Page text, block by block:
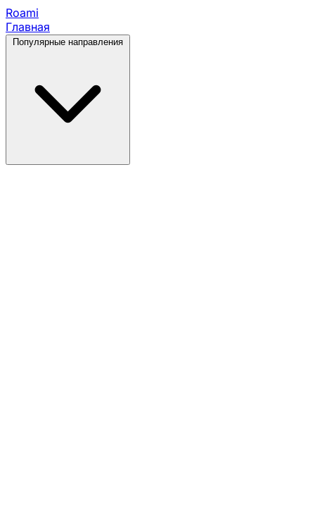
Roami
Главная
Популярные направления